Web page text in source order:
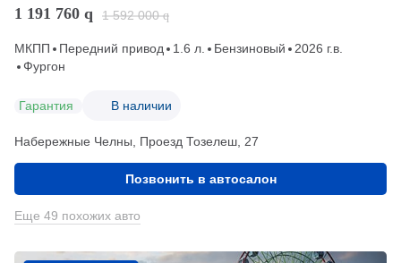
1 191 760 q 1 592 000 q
МКПП Передний привод 1.6 л. Бензиновый
2026 г.в.
Фургон
Гарантия В наличии
Набережные Челны, Проезд ​Тозелеш, 27
Позвонить в автосалон
Еще 49 похожих авто